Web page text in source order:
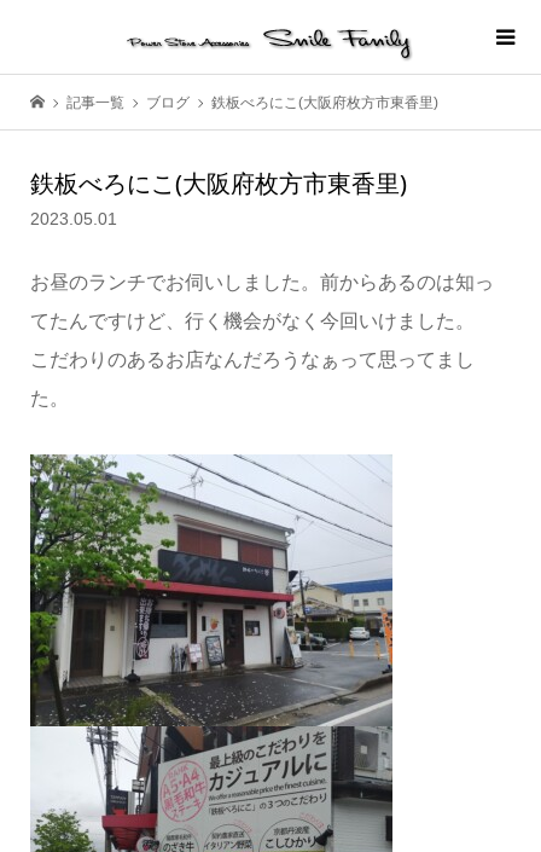
記事一覧 ブログ 鉄板べろにこ(大阪府枚方市東香里)
鉄板べろにこ(大阪府枚方市東香里)
2023.05.01
お昼のランチでお伺いしました。前からあるのは知っ
てたんですけど、行く機会がなく今回いけました。
こだわりのあるお店なんだろうなぁって思ってまし
た。